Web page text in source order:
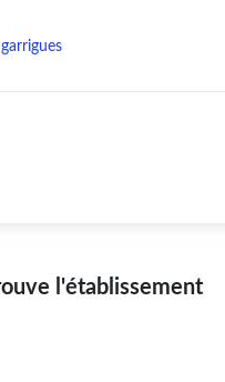
l'établissement